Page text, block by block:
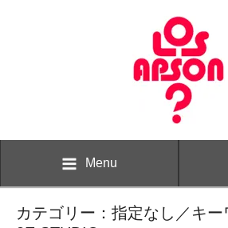
Menu
カテゴリー：指定なし／キー